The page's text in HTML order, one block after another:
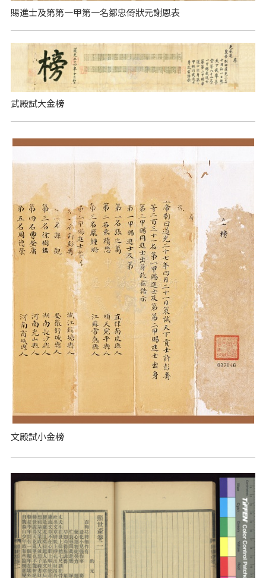
賜進士及第第一甲第一名鄒忠倚狀元謝恩表
武殿試大金榜
文殿試小金榜